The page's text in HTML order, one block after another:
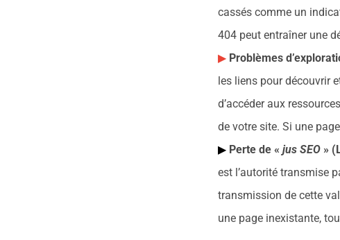
cassés comme un
404 peut entraîner une
Problèmes
les liens pour découvrir
d’accéder aux
de votre site. Si une
Perte de « jus SEO»
est l’autorité transmise
transmission de cette
une page inexistante,